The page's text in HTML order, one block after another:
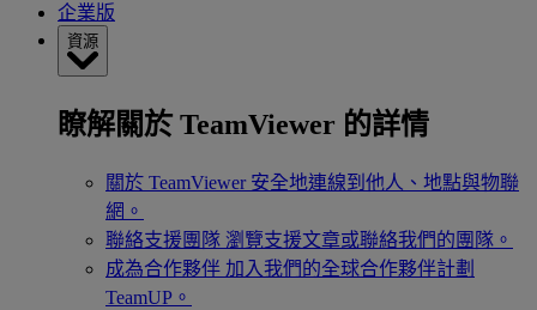
企業版
資源
瞭解關於 TeamViewer 的詳情
關於 TeamViewer 安全地連線到他人、地點與物聯
網。
聯絡支援團隊 瀏覽支援文章或聯絡我們的團隊。
成為合作夥伴 加入我們的全球合作夥伴計劃
TeamUP。